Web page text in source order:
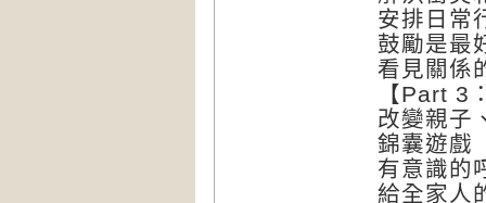
安排日常
鼓勵是最
看見關係
【Part 3
改變親子
錦囊遊戲
有意識的
給全家人